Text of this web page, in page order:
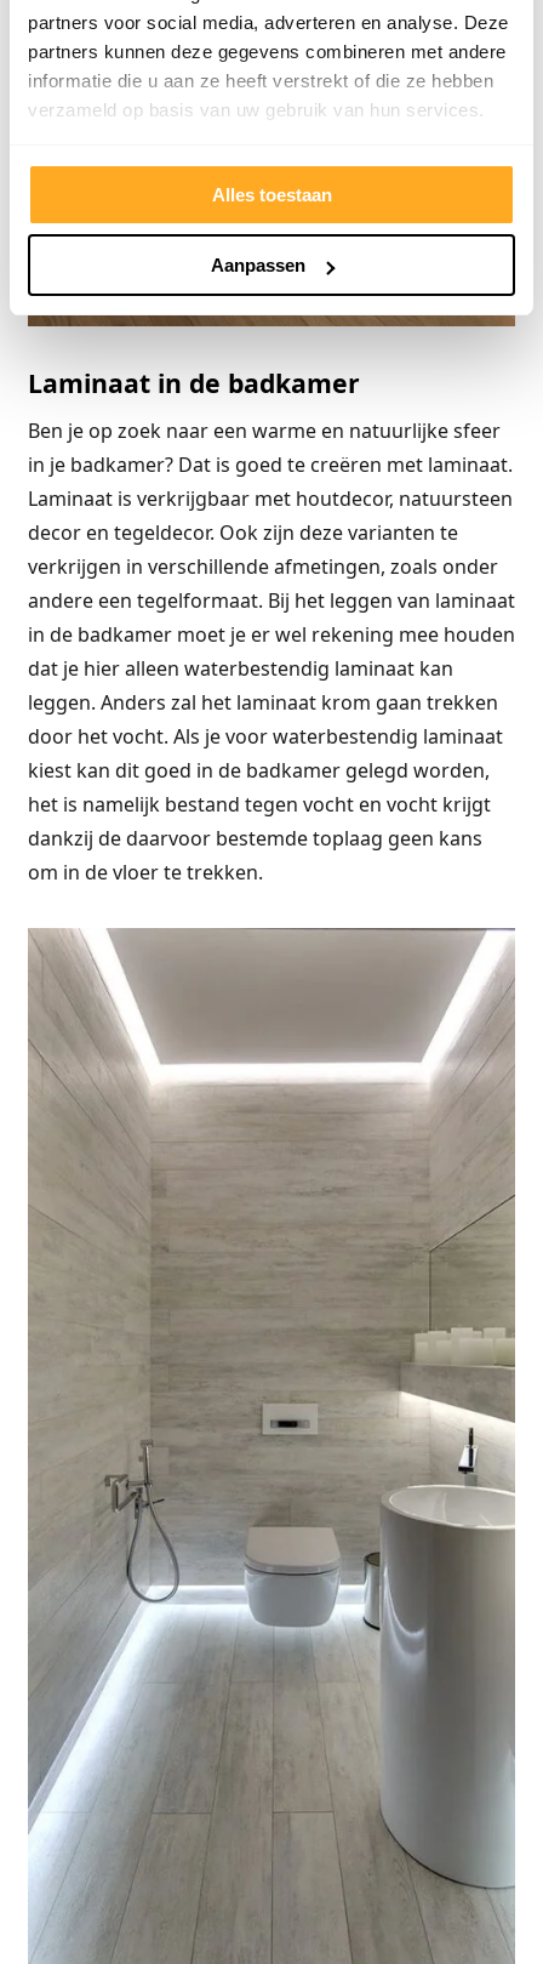
partners voor social media, adverteren en analyse. Deze
partners kunnen deze gegevens combineren met andere
informatie die u aan ze heeft verstrekt of die ze hebben
verzameld op basis van uw gebruik van hun services.
Alles toestaan
Aanpassen
Laminaat in de badkamer
Ben je op zoek naar een warme en natuurlijke sfeer
in je badkamer? Dat is goed te creëren met laminaat.
Laminaat is verkrijgbaar met houtdecor, natuursteen
decor en tegeldecor. Ook zijn deze varianten te
verkrijgen in verschillende afmetingen, zoals onder
andere een tegelformaat. Bij het leggen van laminaat
in de badkamer moet je er wel rekening mee houden
dat je hier alleen waterbestendig laminaat kan
leggen. Anders zal het laminaat krom gaan trekken
door het vocht. Als je voor waterbestendig laminaat
kiest kan dit goed in de badkamer gelegd worden,
het is namelijk bestand tegen vocht en vocht krijgt
dankzij de daarvoor bestemde toplaag geen kans
om in de vloer te trekken.